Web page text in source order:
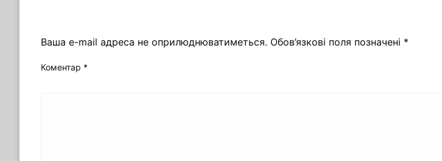
Ваша e-mail адреса не оприлюднюватиметься. Обов’язкові поля позначені *
Коментар *